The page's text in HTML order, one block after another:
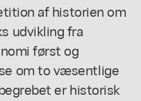
af historien om
udvikling fra
først og
om to væsentlige
er historisk